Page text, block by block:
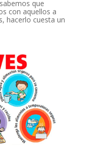
que
con aquellos a
hacerlo cuesta un